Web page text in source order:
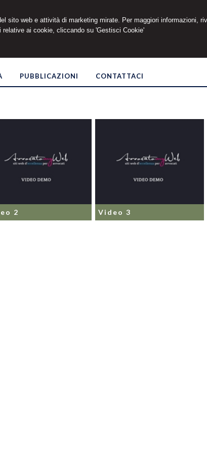
sito web e attività di marketing mirate. Per maggiori informazioni,
relative ai cookie, cliccando su 'Gestisci Cookie'
Grilli
PUBBLICAZIONI CONTATTACI
2 Video 3